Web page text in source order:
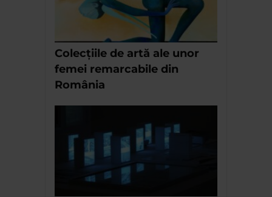
Colecțiile de artă ale unor
femei remarcabile din
România